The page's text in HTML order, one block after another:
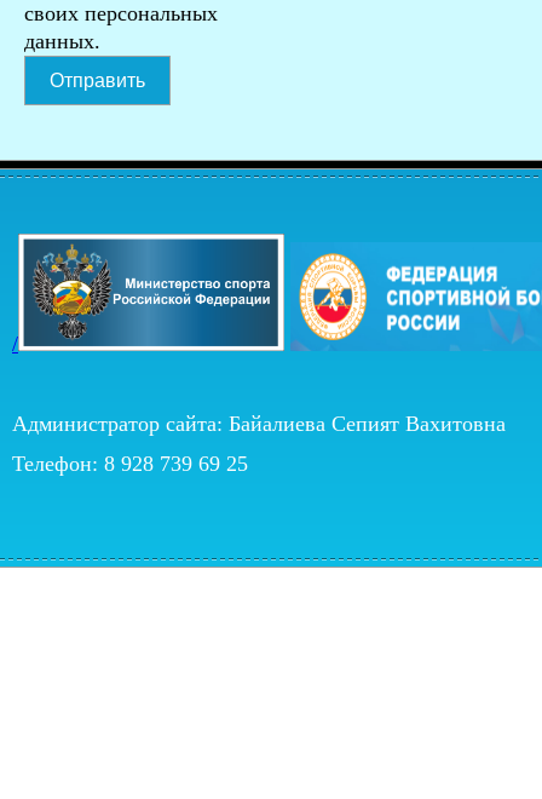
своих персональных
данных.
Отправить
/
Администратор сайта: Байалиева Сепият Вахитовна
Телефон: 8 928 739 69 25